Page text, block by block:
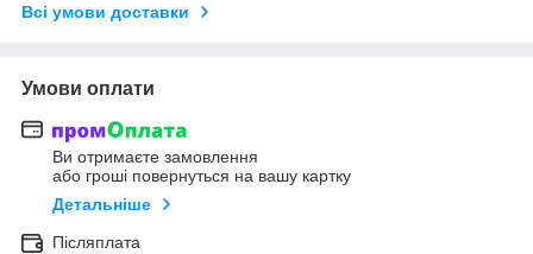
Всі умови доставки
Умови оплати
Ви отримаєте замовлення
або гроші повернуться на вашу картку
Детальніше
Післяплата